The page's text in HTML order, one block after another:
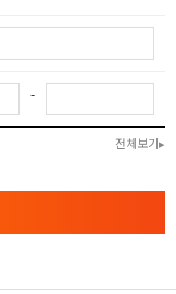
-
전체보기